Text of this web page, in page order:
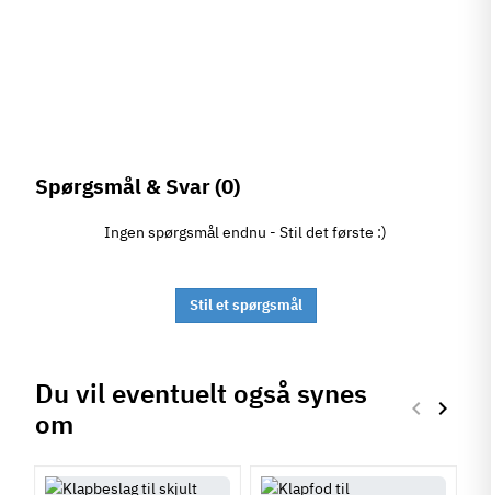
Spørgsmål & Svar(0)
Ingen spørgsmål endnu - Stil det første :)
Stil et spørgsmål
Du vil eventuelt også synes
om
Forrige
keyboard_arrow_left Næste
keyboard_arrow_right